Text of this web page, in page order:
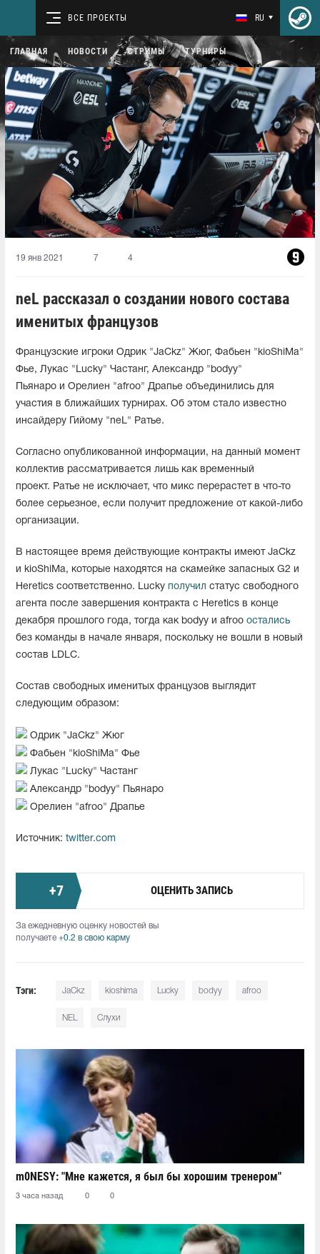
ВСЕ ПРОЕКТЫ RU
ГЛАВНАЯ НОВОСТИ СТРИМЫ ТУРНИРЫ
19 янв 2021 7 4
neL рассказал о создании нового состава
именитых французов
Французские игроки Одрик "JaCkz" Жюг, Фабьен "kioShiMa"
Фье, Лукас "Lucky" Частанг, Александр "bodyy"
Пьянаро и Орелиен "afroo" Драпье объединились для
участия в ближайших турнирах. Об этом стало известно
инсайдеру Гийому "neL" Ратье.
Согласно опубликованной информации, на данный момент
коллектив рассматривается лишь как временный
проект. Ратье не исключает, что микс перерастет в что-то
более серьезное, если получит предложение от какой-либо
организации.
В настоящее время действующие контракты имеют JaCkz
и kioShiMa, которые находятся на скамейке запасных G2 и
Heretics соответственно. Lucky получил статус свободного
агента после завершения контракта с Heretics в конце
декабря прошлого года, тогда как bodyy и afroo остались
без команды в начале января, поскольку не вошли в новый
состав LDLC.
Состав свободных именитых французов выглядит
следующим образом:
Одрик "JaCkz" Жюг
Фабьен "kioShiMa" Фье
Лукас "Lucky" Частанг
Александр "bodyy" Пьянаро
Орелиен "afroo" Драпье
Источник: twitter.com
+7 ОЦЕНИТЬ ЗАПИСЬ
За ежедневную оценку новостей вы
получаете +0.2 в свою карму
Тэги: JaCkz kioshima Lucky bodyy afroo
NEL Слухи
m0NESY: "Мне кажется, я был бы хорошим тренером"
3 часа назад 0 0